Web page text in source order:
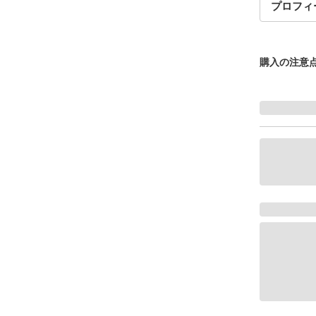
プロフ
購入の注意